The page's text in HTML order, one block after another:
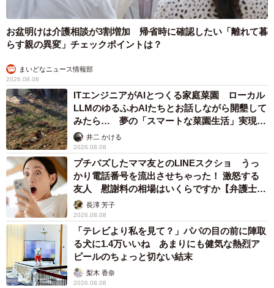
お盆明けは介護相談が3割増加 帰省時に確認したい「離れて暮
らす親の異変」チェックポイントは？
まいどなニュース情報部
2026.08.08
ITエンジニアがAIとつくる家庭菜園 ローカル
LLMのゆるふわAIたちとお話しながら開墾して
みたら… 夢の「スマートな菜園生活」実現な
るか井二 かける
2026.08.08
プチバズしたママ友とのLINEスクショ うっ
かり電話番号を流出させちゃった！ 激怒する
友人 慰謝料の相場はいくらですか【弁護士が
解説】長澤 芳子
2026.08.08
「テレビより私を見て？」パパの目の前に陣取
る犬に1.4万いいね あまりにも健気な熱烈ア
ピールのちょっと切ない結末
梨木 香奈
2026.08.08